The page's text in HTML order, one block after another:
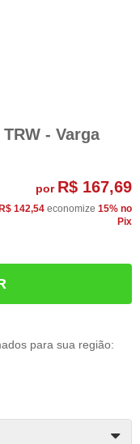
- Varga
por R$ 167,69
R$ 142,54 economize 15% no
Pix
para sua região: